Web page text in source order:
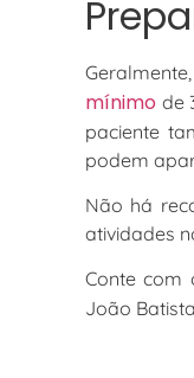
mínimo de
paciente
podem
Não há
atividades
Conte com
João